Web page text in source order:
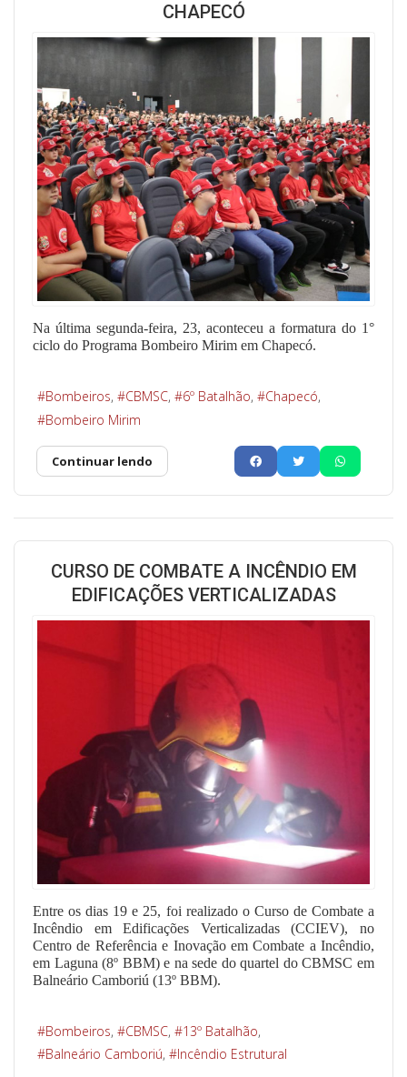
CHAPECÓ
Na última segunda-feira, 23, aconteceu a formatura do 1°
ciclo do Programa Bombeiro Mirim em Chapecó.
Bombeiros CBMSC 6º Batalhão
Chapecó
Bombeiro Mirim
Continuar lendo
CURSO DE COMBATE A INCÊNDIO EM
EDIFICAÇÕES VERTICALIZADAS
Entre os dias 19 e 25, foi realizado o Curso de Combate a
Incêndio em Edificações Verticalizadas (CCIEV), no
Centro de Referência e Inovação em Combate a Incêndio,
em Laguna (8º BBM) e na sede do quartel do CBMSC em
Balneário Camboriú (13º BBM).
Bombeiros CBMSC
13º Batalhão
Balneário Camboriú
Incêndio Estrutural